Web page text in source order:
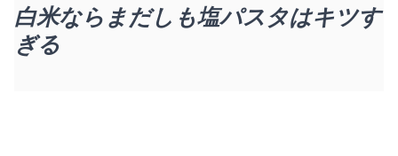
白米ならまだしも塩パスタはキツす
ぎる